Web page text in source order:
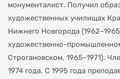
монументалист. Получил
художественных училищах
Нижнего Новгорода
художественно-
Строгановском, 1965–1971).
1974 года. С 1995 года